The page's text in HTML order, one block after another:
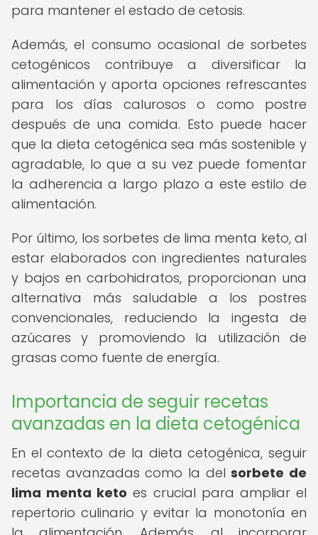
para mantener el estado de cetosis.
Además, el consumo ocasional de sorbetes
cetogénicos contribuye a diversificar la
alimentación y aporta opciones refrescantes
para los días calurosos o como postre
después de una comida. Esto puede hacer
que la dieta cetogénica sea más sostenible y
agradable, lo que a su vez puede fomentar
la adherencia a largo plazo a este estilo de
alimentación.
Por último, los sorbetes de lima menta keto, al
estar elaborados con ingredientes naturales
y bajos en carbohidratos, proporcionan una
alternativa más saludable a los postres
convencionales, reduciendo la ingesta de
azúcares y promoviendo la utilización de
grasas como fuente de energía.
Importancia de seguir recetas
avanzadas en la dieta cetogénica
En el contexto de la dieta cetogénica, seguir
recetas avanzadas como la delsorbete de
lima menta keto es crucial para ampliar el
repertorio culinario y evitar la monotonía en